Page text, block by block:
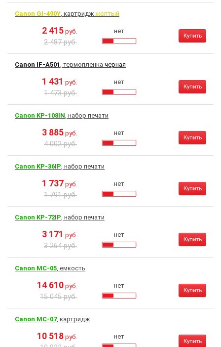
Canon GI-490Y, картридж желтый
2 415 руб.
2 487 руб.
нет
Купить
Canon IF-A501, термопленка черная
1 431 руб.
1 473 руб.
нет
Купить
Canon KP-108IN, набор печати
3 885 руб.
4 002 руб.
нет
Купить
Canon KP-36IP, набор печати
1 737 руб.
1 791 руб.
нет
Купить
Canon KP-72IP, набор печати
3 171 руб.
3 264 руб.
нет
Купить
Canon MC-05, емкость
14 610 руб.
15 045 руб.
нет
Купить
Canon MC-07, картридж
10 518 руб. нет
Купить